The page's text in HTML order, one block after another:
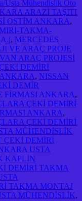
Usta Mühendislik Oto
ARAZİ TAŞITI
OSTİM ANKARA,
TAKMA-
, MERCEDES
VE ARAÇ PROJE
ARAÇ PROJESİ
DEMİRİ
, NISSAN
DEMİR
FİRMASI ANKARA,
ÇEKİ DEMİRİ
ANKARA,
ÇEKİ DEMİRİ
MÜHENDİSLİK
ÇEKİ DEMİRİ
USTA
KAPLİN
DEMİRİ TAKMA
TAKMA MONTAJ
MÜHENDİSLİK,